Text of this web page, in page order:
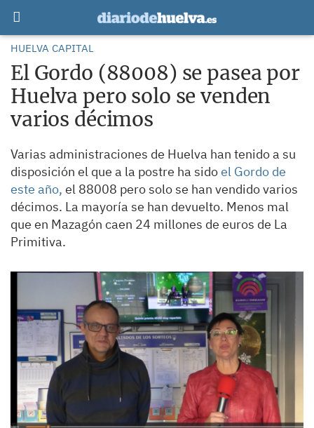
HUELVA CAPITAL
El Gordo (88008) se pasea por
Huelva pero solo se venden
varios décimos
Varias administraciones de Huelva han tenido a su
disposición el que a la postre ha sidoel Gordo de
este año, el 88008 pero solo se han vendido varios
décimos. La mayoría se han devuelto. Menos mal
que en Mazagón caen 24 millones de euros de La
Primitiva.